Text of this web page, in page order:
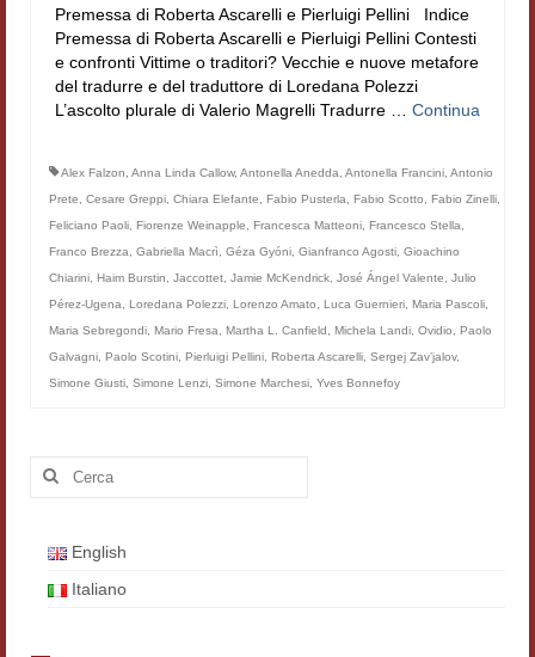
Hagiographica Coreana
Koreanische Literatur und Kultur
Scrittori latini dell’Europa medioevale
Testi Mediolatini
Altri volumi
Atti di convegno
Materiali
Semicerchio
Numeri
Sezioni bibliografiche
Premessa di Roberta Ascarelli e Pierluigi Pellini Indice
Premessa di Roberta Ascarelli e Pierluigi Pellini Contesti
e confronti Vittime o traditori? Vecchie e nuove metafore
del tradurre e del traduttore di Loredana Polezzi
L’ascolto plurale di Valerio Magrelli Tradurre … Continua
Alex Falzon Anna Linda Callow, Antonella Anedda Antonella Francini Antonio
Prete
Cesare Greppi Chiara Elefante Fabio Pusterla Fabio Scotto Fabio Zinelli
Feliciano Paoli Fiorenze Weinapple Francesca Matteoni Francesco Stella
Franco Brezza
Gabriella Macrì Géza Gyóni Gianfranco Agosti Gioachino
Chiarini Haim Burstin Jaccottet Jamie McKendrick José Ángel Valente
Julio
Pérez-Ugena
Loredana Polezzi Lorenzo Amato Luca Guernieri Maria Pascoli
Maria Sebregondi Mario Fresa Martha L. Canfield Michela Landi Ovidio
Paolo
Galvagni Paolo Scotini Pierluigi Pellini Roberta Ascarelli Sergej Zav’jalov,
Simone Giusti Simone Lenzi Simone Marchesi Yves Bonnefoy
Cerca:
English
Italiano